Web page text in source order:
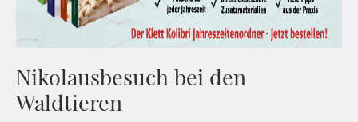
Nikolausbesuch bei den
Waldtieren